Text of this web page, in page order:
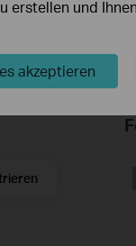
erstellen und
akzeptieren